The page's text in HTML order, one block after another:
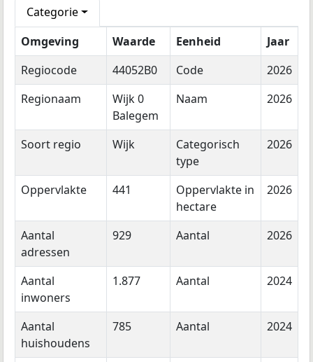
Categorie
Omgeving
Waarde Eenheid
Jaar
Regiocode
44052B0 Code
2026
Regionaam
Wijk 0
Balegem
Naam 2026
Soort regio Wijk
Categorisch
type
2026
Oppervlakte 441
Oppervlakte in
hectare
2026
Aantal
adressen
929 Aantal 2026
Aantal
inwoners
1.877 Aantal 2024
Aantal
huishoudens
785 Aantal 2024